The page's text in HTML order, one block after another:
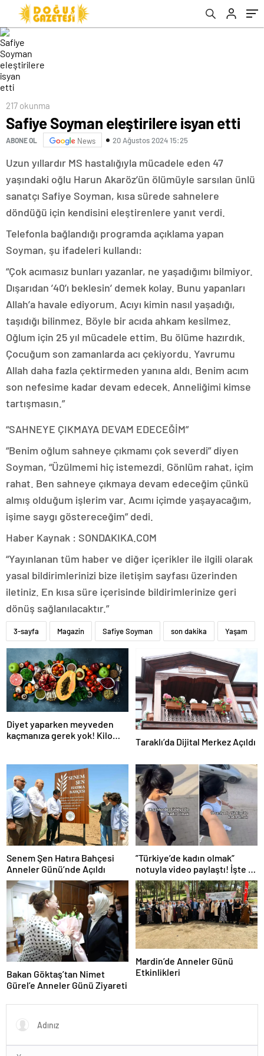
217 okunma
Safiye Soyman eleştirilere isyan etti
ABONE OL News 20 Ağustos 2024 15:25
Uzun yıllardır MS hastalığıyla mücadele eden 47
yaşındaki oğlu Harun Akaröz’ün ölümüyle sarsılan ünlü
sanatçı Safiye Soyman, kısa sürede sahnelere
döndüğü için kendisini eleştirenlere yanıt verdi.
Telefonla bağlandığı programda açıklama yapan
Soyman, şu ifadeleri kullandı:
“Çok acımasız bunları yazanlar, ne yaşadığımı bilmiyor.
Dışarıdan ’40’ı beklesin’ demek kolay. Bunu yapanları
Allah’a havale ediyorum. Acıyı kimin nasıl yaşadığı,
taşıdığı bilinmez. Böyle bir acıda ahkam kesilmez.
Oğlum için 25 yıl mücadele ettim. Bu ölüme hazırdık.
Çocuğum son zamanlarda acı çekiyordu. Yavrumu
Allah daha fazla çektirmeden yanına aldı. Benim acım
son nefesime kadar devam edecek. Anneliğimi kimse
tartışmasın.”
“SAHNEYE ÇIKMAYA DEVAM EDECEĞİM”
“Benim oğlum sahneye çıkmamı çok severdi” diyen
Soyman, “Üzülmemi hiç istemezdi. Gönlüm rahat, içim
rahat. Ben sahneye çıkmaya devam edeceğim çünkü
almış olduğum işlerim var. Acımı içimde yaşayacağım,
işime saygı göstereceğim” dedi.
Haber Kaynak : SONDAKIKA.COM
“Yayınlanan tüm haber ve diğer içerikler ile ilgili olarak
yasal bildirimlerinizi bize iletişim sayfası üzerinden
iletiniz. En kısa süre içerisinde bildirimlerinize geri
dönüş sağlanılacaktır.”
3-sayfa Magazin Safiye Soyman son dakika Yaşam
Diyet yaparken meyveden
kaçmanıza gerek yok! Kilo
Taraklı’da Dijital Merkez Açıldı
Senem Şen Hatıra Bahçesi
Anneler Günü’nde Açıldı
”Türkiye’de kadın olmak”
notuyla video paylaştı! İşte 14
saniyede yaşananlar
Bakan Göktaş’tan Nimet
Gürel’e Anneler Günü Ziyareti
Mardin’de Anneler Günü
Etkinlikleri